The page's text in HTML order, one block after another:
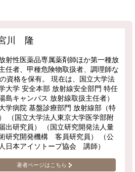
川 隆
射性医薬品専属薬剤師ほか第一種放
任者、甲種危険物取扱者、調理師な
資格を保有。 現在は、国立大学法
大学 安全本部 放射線安全部門 特任
島キャンパス 放射線取扱主任者）
学病院 基盤診療部門 放射線部（特
（国立大学法人東京大学医学部附
出研究員） （国立研究開発法人量
研究開発機構 客員研究員） （公
日本アイソトープ協会 講師）
著者ページはこちら